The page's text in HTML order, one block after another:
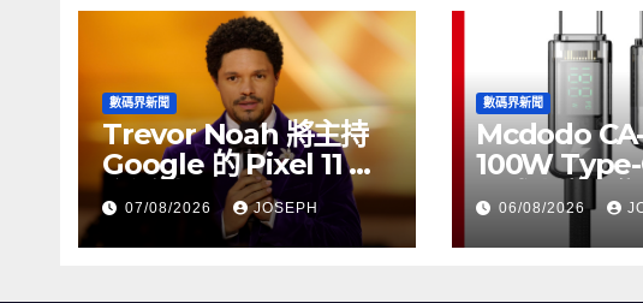
數碼界新聞
Trevor Noah 將主持
Google 的 Pixel 11 推
介活動
07/08/2026 JOSEPH
數碼界新聞
Mcdodo
100W Type-
正式上市，
HK$115
06/08/2026